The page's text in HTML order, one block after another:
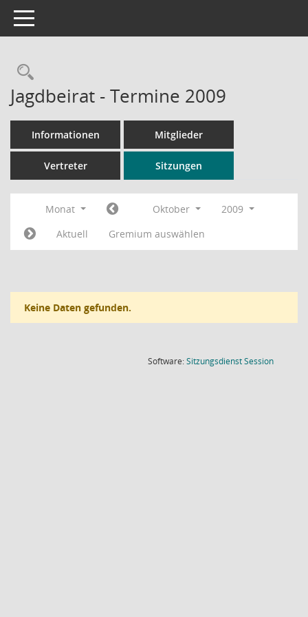
Toggle navigation
Rechercheauswahl
Jagdbeirat - Termine 2009
Informationen Mitglieder
Vertreter Sitzungen
Monat Oktober
2009
Aktuell
Gremium auswählen
Keine Daten gefunden.
Software:SitzungsdienstSession(Wird in